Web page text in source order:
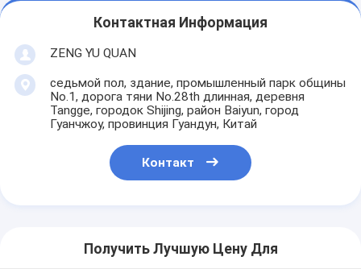
Контактная Информация
ZENG YU QUAN
седьмой пол, здание, промышленный парк общины
No.1, дорога тяни No.28th длинная, деревня
Tangge, городок Shijing, район Baiyun, город
Гуанчжоу, провинция Гуандун, Китай
Контакт
Получить Лучшую Цену Для